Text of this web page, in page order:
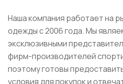
Наша компания работает на
одежды с 2006 года. Мы
эксклюзивными
фирм-производителей
поэтому готовы
условия для покупок и